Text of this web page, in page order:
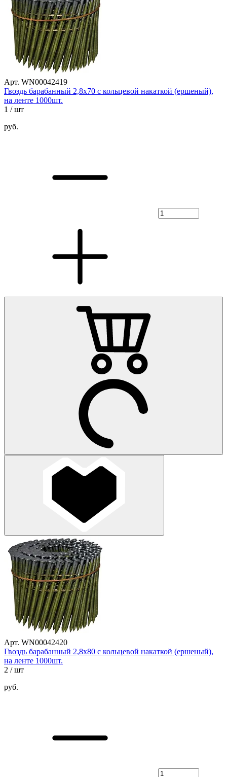
Арт. WN00042419
Гвоздь барабанный 2,8х70 с кольцевой накаткой (ершеный),
на ленте 1000шт.
1 / шт
руб.
Арт. WN00042420
Гвоздь барабанный 2,8х80 с кольцевой накаткой (ершеный),
на ленте 1000шт.
2 / шт
руб.